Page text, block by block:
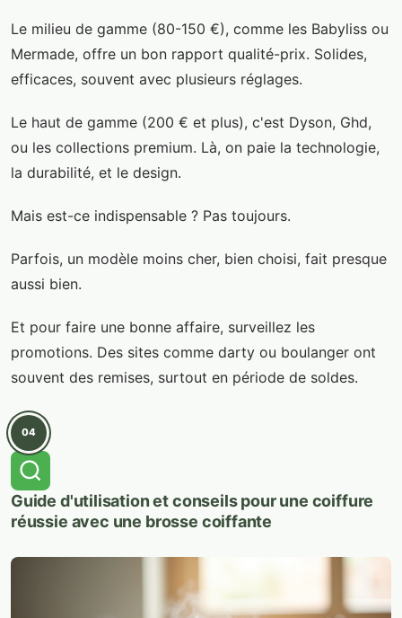
Le milieu de gamme (80-150 €), comme les Babyliss ou
Mermade, offre un bon rapport qualité-prix. Solides,
efficaces, souvent avec plusieurs réglages.
Le haut de gamme (200 € et plus), c'est Dyson, Ghd,
ou les collections premium. Là, on paie la technologie,
la durabilité, et le design.
Mais est-ce indispensable ? Pas toujours.
Parfois, un modèle moins cher, bien choisi, fait presque
aussi bien.
Et pour faire une bonne affaire, surveillez les
promotions. Des sites comme darty ou boulanger ont
souvent des remises, surtout en période de soldes.
04
Guide d'utilisation et conseils pour une coiffure
réussie avec une brosse coiffante